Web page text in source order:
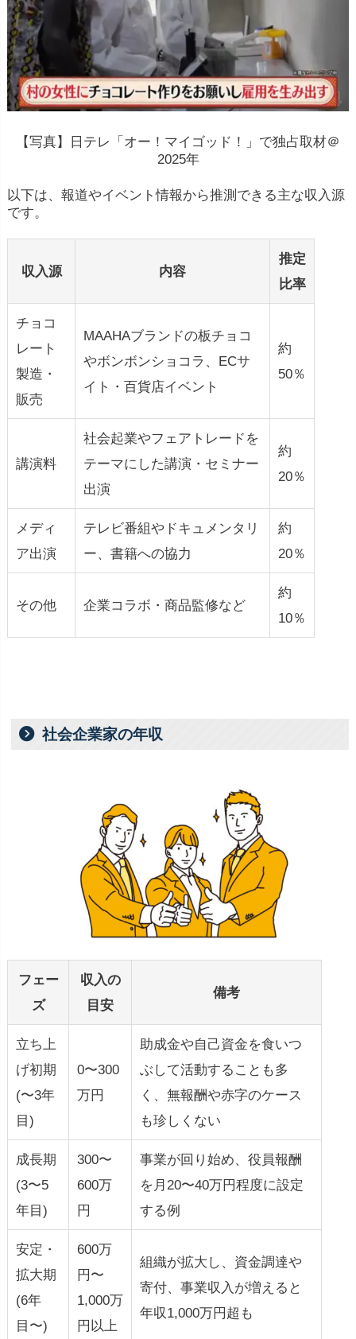
【写真】日テレ「オー！マイゴッド！」で独占取材＠
2025年
以下は、報道やイベント情報から推測できる主な収入源
です。
収入源 内容
推定
比率
チョコ
レート
製造・
販売
MAAHAブランドの板チョコ
やボンボンショコラ、ECサ
イト・百貨店イベント
約
50％
講演料
社会起業やフェアトレードを
テーマにした講演・セミナー
出演
約
20％
メディ
ア出演
テレビ番組やドキュメンタリ
ー、書籍への協力
約
20％
その他 企業コラボ・商品監修など
約
10％
社会企業家の年収
フェー
ズ
収入の
目安
備考
立ち上
げ初期
(〜3年
目)
0〜300
万円
助成金や自己資金を食いつ
ぶして活動することも多
く、無報酬や赤字のケース
も珍しくない
成長期
(3〜5
年目)
300〜
600万
円
事業が回り始め、役員報酬
を月20〜40万円程度に設定
する例
安定・
拡大期
(6年
目〜)
600万
円〜
1,000万
円以上
組織が拡大し、資金調達や
寄付、事業収入が増えると
年収1,000万円超も